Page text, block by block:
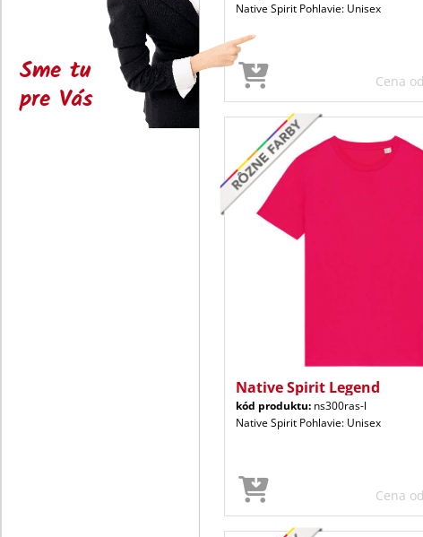
Sme tu
pre Vás
Native Spirit Pohlavie: Unisex
Cena od
Native Spirit Legend
kód produktu: ns300ras-l
Native Spirit Pohlavie: Unisex
Cena od